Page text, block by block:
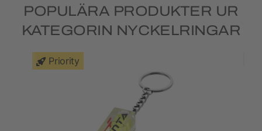
POPULÄRA PRODUKTER UR
KATEGORIN NYCKELRINGAR
Priority